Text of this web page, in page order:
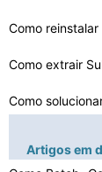
Como reinstalar
Como extrair
Como
Artigos em